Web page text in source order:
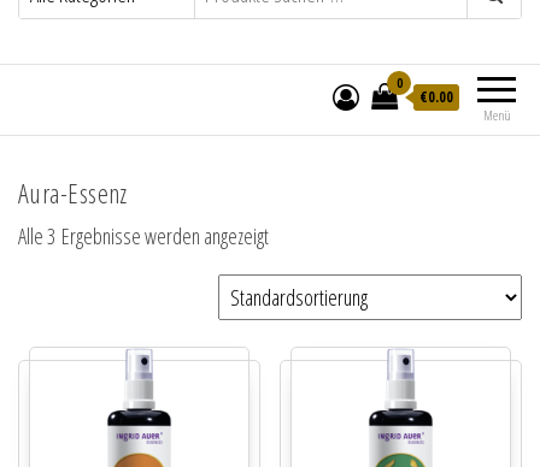
Menü
0
€0.00
Aura-Essenz
Alle 3 Ergebnisse werden angezeigt